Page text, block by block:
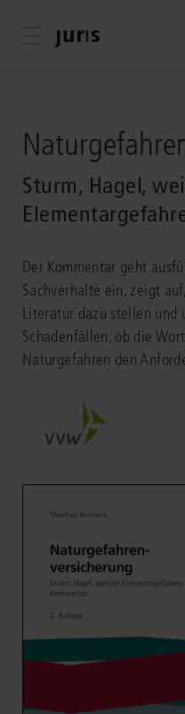
Menü öffnen
Sturm, Hagel,
Der Kommentar geht
Sachverhalte ein, zeigt
Literatur dazu stellen und
Schadenfällen, ob die
Naturgefahren den